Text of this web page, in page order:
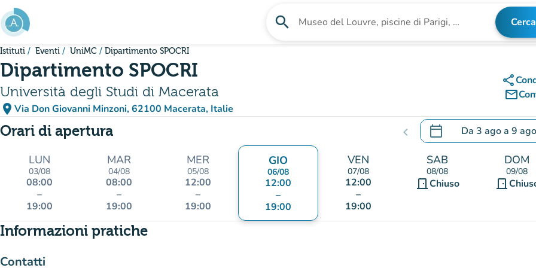
Vai al contenuto principale
search Cerca una struttura Cerca
Istituti Eventi UniMC Dipartimento SPOCRI
Dipartimento SPOCRI
Università degli Studi di Macerata
place Via Don Giovanni Minzoni, 62100 Macerata, Italie
(apri in Google Maps)
(nuova scheda)
share
mail_outline
Orari di apertura chevron_left calendar_today Da 3 agoa 9 ago
.Aprire il calendario per
LUN
03/08
08:00
–
19:00
MAR
04/08
08:00
–
19:00
MER
05/08
12:00
–
19:00
GIO
06/08
12:00
–
19:00
VEN
07/08
12:00
–
19:00
SAB
08/08
door_frontChiuso
DOM
09/08
door_front
Informazioni pratiche
Contatti